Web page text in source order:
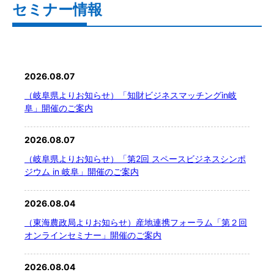
お問い合わせ
標準
黒 白 黄
セミナー情報
2026.08.07
（岐阜県よりお知らせ）「知財ビジネスマッチングin岐
阜」開催のご案内
2026.08.07
（岐阜県よりお知らせ）「第2回 スペースビジネスシンポ
ジウム in 岐阜」開催のご案内
2026.08.04
（東海農政局よりお知らせ）産地連携フォーラム「第２回
オンラインセミナー」開催のご案内
2026.08.04